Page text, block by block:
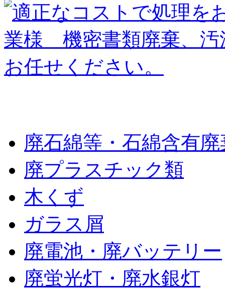
廃石綿等・石綿含有
廃プラスチック類
木くず
ガラス屑
廃電池・廃バッテリー
廃蛍光灯・廃水銀灯